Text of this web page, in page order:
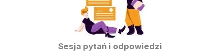
Sesja pytań i odpowiedzi